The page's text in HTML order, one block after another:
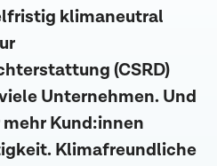
klimaneutral
(CSRD)
Unternehmen. Und
Kund:innen
Klimafreundliche